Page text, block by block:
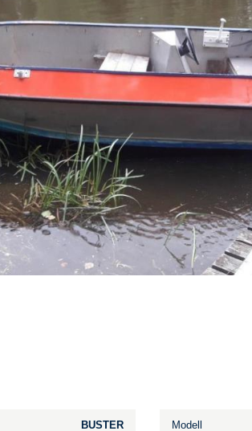
BUSTER Modell